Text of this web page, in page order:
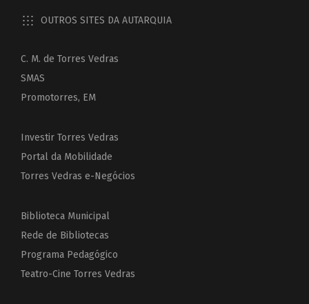
OUTROS SITES DA AUTARQUIA
C. M. de Torres Vedras
SMAS
Promotorres, EM
Investir Torres Vedras
Portal da Mobilidade
Torres Vedras e-Negócios
Biblioteca Municipal
Rede de Bibliotecas
Programa Pedagógico
Teatro-Cine Torres Vedras